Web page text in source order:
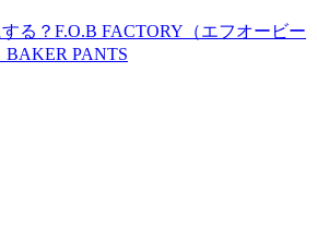
る？F.O.B FACTORY（エフオービー
BAKER PANTS